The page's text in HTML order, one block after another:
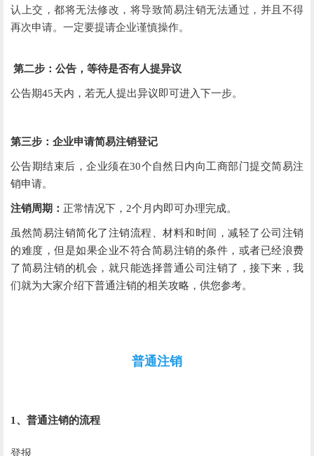
认上交，都将无法修改，将导致简易注销无法通过，并且不得
再次申请。一定要提请企业谨慎操作。
第二步：公告，等待是否有人提异议
公告期45天内，若无人提出异议即可进入下一步。
第三步：企业申请简易注销登记
公告期结束后，企业须在30个自然日内向工商部门提交简易注
销申请。
注销周期： 正常情况下，2个月内即可办理完成。
虽然简易注销简化了注销流程、材料和时间，减轻了公司注销
的难度，但是如果企业不符合简易注销的条件，或者已经浪费
了简易注销的机会，就只能选择普通公司注销了，接下来，我
们就为大家介绍下普通注销的相关攻略，供您参考。
普通注销
1、普通注销的流程
登报